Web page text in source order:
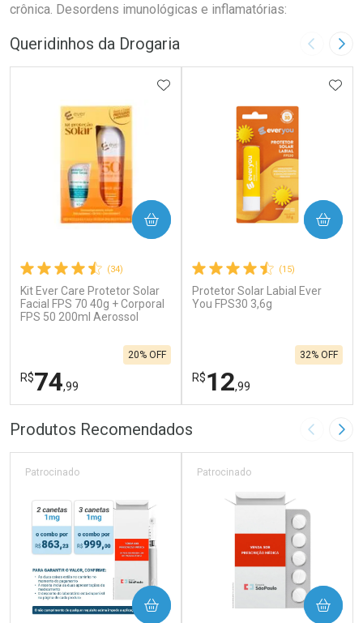
crônica. Desordens imunológicas e inflamatórias:
Queridinhos da Drogaria Imagem
(34)
Kit Ever Care Protetor Solar
Facial FPS 70 40g + Corporal
FPS 50 200ml Aerossol
R$74,99
20% OFF
ADICIONAR AOS FAVORITOS
COMPRAR
FECHAR
Laboratório
FECHAR
Por Menos
(15)
Protetor Solar Labial Ever
You FPS30 3,6g
R$12,99
32% OFF
COMPRAR
Laboratório
Por Menos
Produtos Recomendados Imagem
Patrocinado
COMPRAR
Patrocinado
COMPRAR